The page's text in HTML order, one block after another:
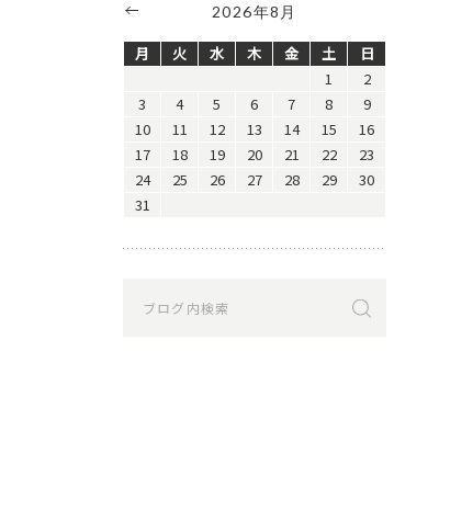
2026年8月
月 火 水 木 金 土
日
1
2
3
4 5 6 7 8
9
10
11 12 13 14 15
16
17
18 19 20 21 22
23
24
25 26 27 28 29
30
31